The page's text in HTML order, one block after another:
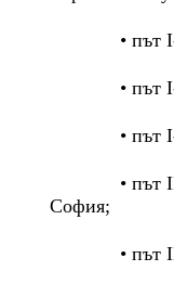
• път
• път
• път
• път
София;
• път